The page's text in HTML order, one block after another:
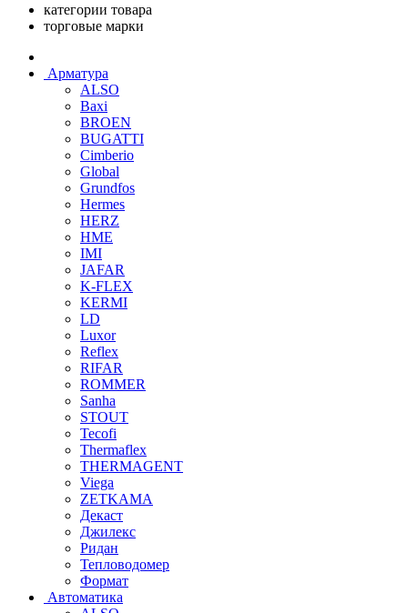
категории товара
торговые марки
Арматура
ALSO
Baxi
BROEN
BUGATTI
Cimberio
Global
Grundfos
Hermes
HERZ
HME
IMI
JAFAR
K-FLEX
KERMI
LD
Luxor
Reflex
RIFAR
ROMMER
Sanha
STOUT
Tecofi
Thermaflex
THERMAGENT
Viega
ZETKAMA
Декаст
Джилекс
Ридан
Тепловодомер
Формат
Автоматика